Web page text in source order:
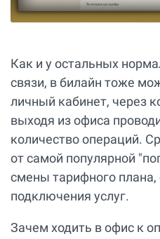
Как и у остальных
связи, в билайн тоже
личный кабинет, через
выходя из офиса
количество операций.
от самой популярной
смены тарифного
подключения услуг.
Зачем ходить в офис к